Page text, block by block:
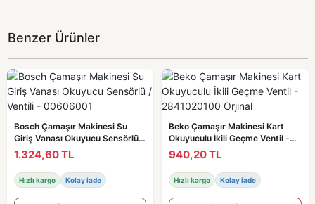
Benzer Ürünler
Bosch Çamaşır Makinesi Su
Giriş Vanası Okuyucu Sensörlü /
Ventili - 00606001
1.324,60 TL
Hızlı kargo Kolay iade
Beko Çamaşır Makinesi Kart
Okuyuculu İkili Geçme Ventil -
2841020100 Orjinal
940,20 TL
Hızlı kargo Kolay iade